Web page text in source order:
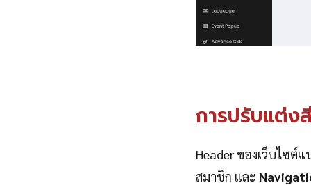
การปรับแต่ง
Header ของเว็บไซต์
สมาชิก และ